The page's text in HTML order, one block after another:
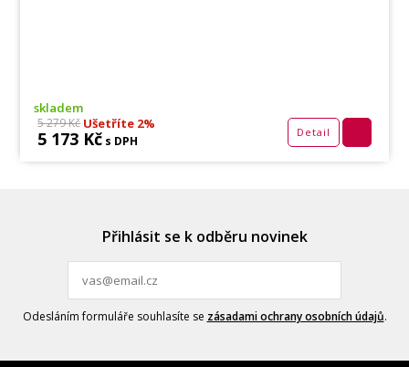
skladem
5 279 KčUšetříte 2%
5 173 Kč s DPH
Detail
Přihlásit se k odběru novinek
Odesláním formuláře souhlasíte se zásadami ochrany osobních údajů.